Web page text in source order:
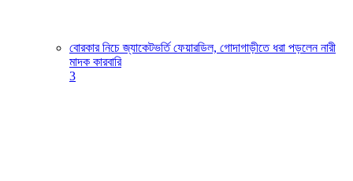
বোরকার নিচে জ্যাকেটভর্তি ফেয়ারডিল, গোদাগাড়ীতে ধরা পড়লেন নারী
মাদক কারবারি
3